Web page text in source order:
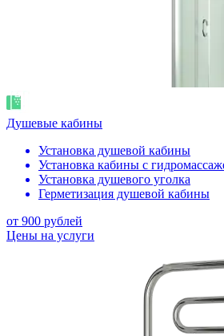
Душевые кабины
Установка душевой кабины
Установка кабины с
Установка душевого уголка
Герметизация душевой кабины
от 900 рублей
Цены на услуги